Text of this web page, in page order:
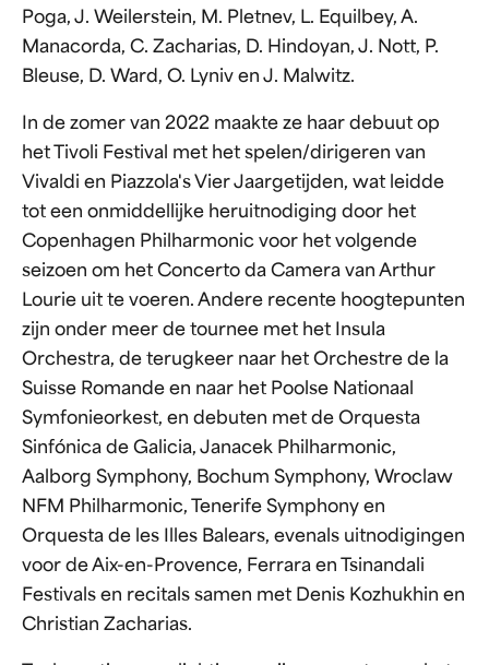
Poga, J. Weilerstein, M. Pletnev, L. Equilbey, A.
Manacorda, C. Zacharias, D. Hindoyan, J. Nott, P.
Bleuse, D. Ward, O. Lyniv en J. Malwitz.
In de zomer van 2022 maakte ze haar debuut op
het Tivoli Festival met het spelen/dirigeren van
Vivaldi en Piazzola's Vier Jaargetijden, wat leidde
tot een onmiddellijke heruitnodiging door het
Copenhagen Philharmonic voor het volgende
seizoen om het Concerto da Camera van Arthur
Lourie uit te voeren. Andere recente hoogtepunten
zijn onder meer de tournee met het Insula
Orchestra, de terugkeer naar het Orchestre de la
Suisse Romande en naar het Poolse Nationaal
Symfonieorkest, en debuten met de Orquesta
Sinfónica de Galicia, Janacek Philharmonic,
Aalborg Symphony, Bochum Symphony, Wroclaw
NFM Philharmonic, Tenerife Symphony en
Orquesta de les Illes Balears, evenals uitnodigingen
voor de Aix-en-Provence, Ferrara en Tsinandali
Festivals en recitals samen met Denis Kozhukhin en
Christian Zacharias.